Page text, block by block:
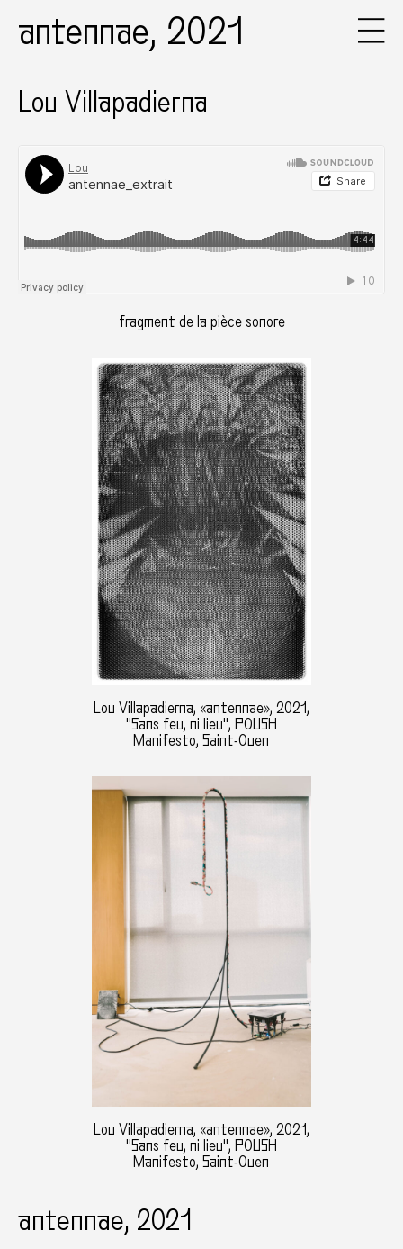
antennae, 2021
Lou Villapadierna
fragment de la pièce sonore
Lou Villapadierna, «antennae», 2021,
"Sans feu, ni lieu", POUSH
Manifesto, Saint-Ouen
Lou Villapadierna, «antennae», 2021,
"Sans feu, ni lieu", POUSH
Manifesto, Saint-Ouen
antennae, 2021